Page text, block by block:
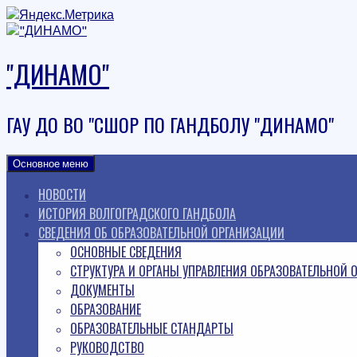
Наверх
"ДИНАМО"
ГАУ ДО ВО "СШОР ПО ГАНДБОЛУ "ДИНАМО"
Основное меню
НОВОСТИ
ИСТОРИЯ ВОЛГОГРАДСКОГО ГАНДБОЛА
СВЕДЕНИЯ ОБ ОБРАЗОВАТЕЛЬНОЙ ОРГАНИЗАЦИИ
ОСНОВНЫЕ СВЕДЕНИЯ
СТРУКТУРА И ОРГАНЫ УПРАВЛЕНИЯ ОБРАЗОВАТЕЛЬНОЙ
ДОКУМЕНТЫ
ОБРАЗОВАНИЕ
ОБРАЗОВАТЕЛЬНЫЕ СТАНДАРТЫ
РУКОВОДСТВО